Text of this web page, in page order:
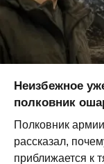
Неизбежное
полковник
Полковник
рассказал,
приближается к